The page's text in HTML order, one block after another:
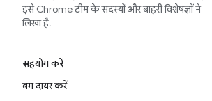
इसे Chrome टीम के सदस्यों और बाहरी विशेषज्ञों ने
लिखा है.
सहयोग करें
बग दायर करें